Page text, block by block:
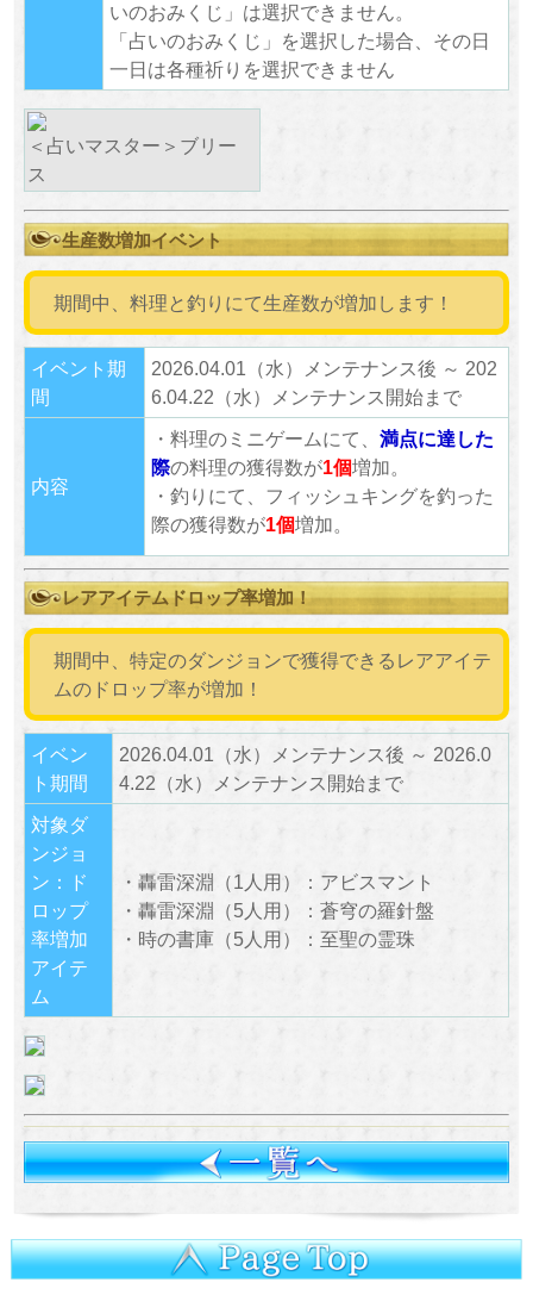
いのおみくじ」は選択できません。
「占いのおみくじ」を選択した場合、その日
一日は各種祈りを選択できません
＜占いマスター＞ブリー
ス
生産数増加イベント
期間中、料理と釣りにて生産数が増加します！
イベント期
間
2026.04.01（水）メンテナンス後 ～ 202
6.04.22（水）メンテナンス開始まで
内容
・料理のミニゲームにて、 満点に達した
際の料理の獲得数が1個増加。
・釣りにて、フィッシュキングを釣った
際の獲得数が1個増加。
レアアイテムドロップ率増加！
期間中、特定のダンジョンで獲得できるレアアイテ
ムのドロップ率が増加！
イベン
ト期間
2026.04.01（水）メンテナンス後 ～ 2026.0
4.22（水）メンテナンス開始まで
対象ダ
ンジョ
ン：ド
ロップ
率増加
アイテ
ム
・轟雷深淵（1人用）：アビスマント
・轟雷深淵（5人用）：蒼穹の羅針盤
・時の書庫（5人用）：至聖の霊珠